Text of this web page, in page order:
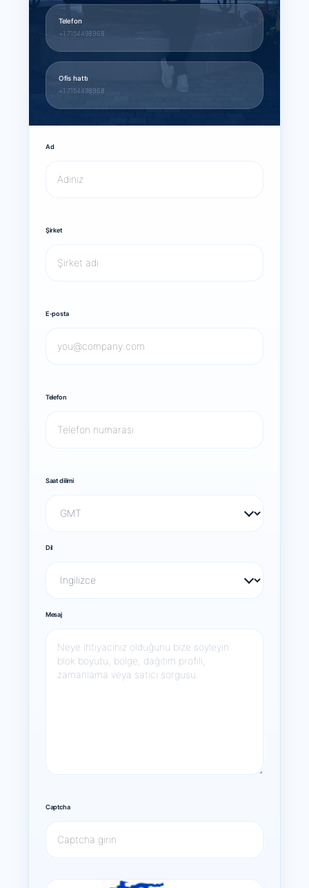
Telefon
+1 7154498968
Ofis hattı
+1 7154498968
Ad
Şirket
E-posta
Telefon
Saat dilimi
Dil
Mesaj
Captcha